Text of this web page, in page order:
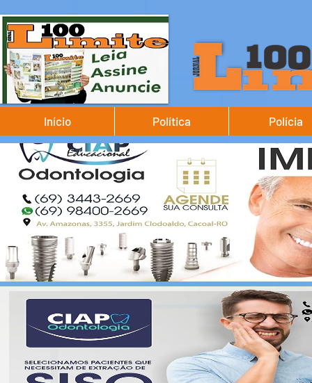
Início Política Polícia